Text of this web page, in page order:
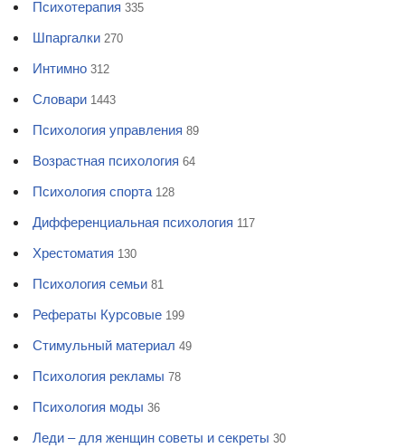
Психотерапия 335
Шпаргалки 270
Интимно 312
Словари 1443
Психология управления 89
Возрастная психология 64
Психология спорта 128
Дифференциальная психология 117
Хрестоматия 130
Психология семьи 81
Рефераты Курсовые 199
Стимульный материал 49
Психология рекламы 78
Психология моды 36
Леди – для женщин советы и секреты 30